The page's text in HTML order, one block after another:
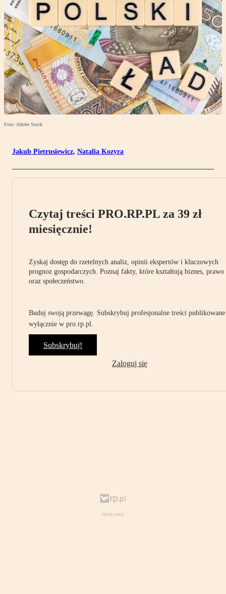
Foto: Adobe Stock
Jakub Pietrusiewicz, Natalia Kozyra
Czytaj treści PRO.RP.PL za 39 zł
miesięcznie!
Zyskaj dostęp do rzetelnych analiz, opinii ekspertów i kluczowych
prognoz gospodarczych. Poznaj fakty, które kształtują biznes, prawo
oraz społeczeństwo.
Buduj swoją przewagę. Subskrybuj profesjonalne treści publikowane
wyłącznie w pro.rp.pl.
Subskrybuj!
Zaloguj się